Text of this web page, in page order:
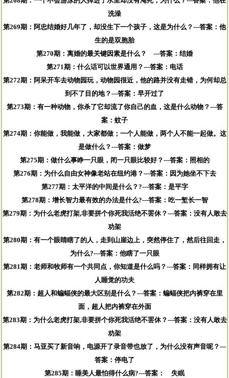
洗澡
第269期：阿忠结婚好几年了，却没生下一个孩子，这是为什么？---答案：他
生的是双胞胎
第270期：离婚的最关键因素是什么？ ---答案：结婚
第271期：什么话可以世界通用？---答案：电话
第272期：阿呆开车去动物园玩，动物园很近，他的路并没有走错，为何却总
到不了目的地？---答案：早开过了
第273期：有一种动物，你杀了它却流了你自己的血，这是什么动物？---答
案：蚊子
第274期：你能做，我能做，大家都做；一个人能做，两个人不能一起做。这
是做什么？---答案：做梦
第275期：做什么事睁一只眼，闭一只眼比较好？---答案：照相的
第276期：为什么自由女神像老站在纽约港？---答案：因为她坐不下去
第277期：太平洋的中间是什么？?---答案：是平字
第278期：增长智力最有效的办法是什么?---答案：吃一堑长一智
第279期：为什么老虎打架,非要拼个你死我活绝不罢休？---答案：没有人敢去
劝架
第280期：有一个眼睛瞎了的人，走到山崖边上，突然停住了，然后往回走，
为什么?---答案：他瞎了一只眼
第281期：老师和牧师有一个共同点，你知道是什么吗？---答案：同样拥有让
人睡觉的功夫
第282期：超人和蝙蝠侠的最大区别是什么？---答案：蝙蝠侠把内裤穿在里
面，超人把内裤穿在外面
第283期：为什么老虎打架,非要拼个你死我活绝不罢休？---答案：没有人敢去
劝架
第284期：马亚买了新音响，电源开了录音带也放了，为什么没有声音呢？---
答案：停电了
第285期：睡美人最怕得什么病?---答案： 失眠